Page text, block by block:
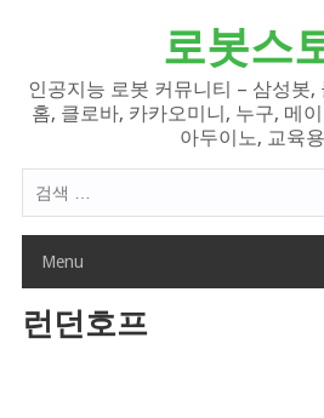
로봇스
인공지능 로봇 커뮤니티 – 삼성봇,
홈, 클로바, 카카오미니, 누구, 메
아두이노, 교육
색
Menu
런던호프